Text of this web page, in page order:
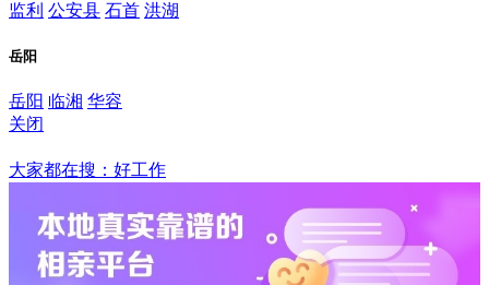
监利 公安县 石首 洪湖
岳阳
岳阳 临湘 华容
关闭
大家都在搜：好工作